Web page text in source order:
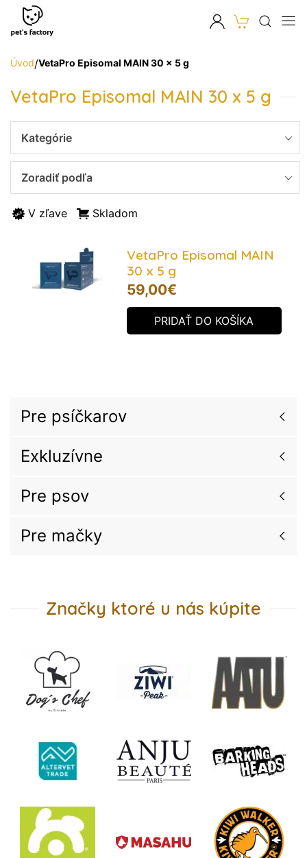
Úvod/VetaPro Episomal MAIN 30 x 5 g
VetaPro Episomal MAIN 30 x 5 g
Kategórie
Zoradiť podľa
V zľave Skladom
VetaPro Episomal MAIN
30 x 5 g
59,00€
PRIDAŤ DO KOŠÍKA
Pre psíčkarov
Exkluzívne
Pre psov
Pre mačky
Značky ktoré u nás kúpite